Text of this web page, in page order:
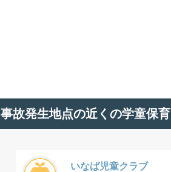
事故発生地点の近くの学童保育
いなば児童クラブ